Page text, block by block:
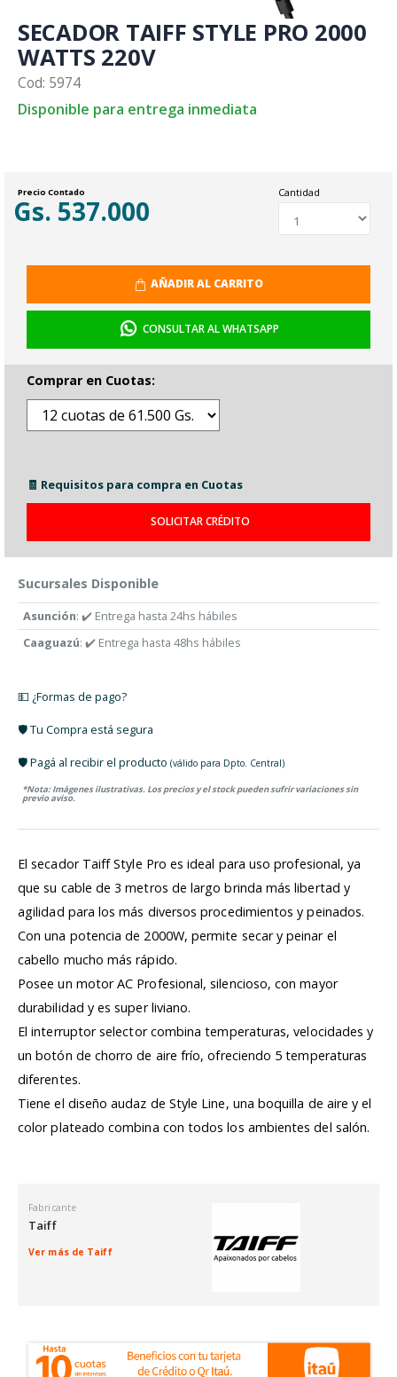
SECADOR TAIFF STYLE PRO 2000
WATTS 220V
Cod: 5974
Disponible para entrega inmediata
Precio Contado
Gs. 537.000
Cantidad
AÑADIR AL CARRITO
CONSULTAR AL WHATSAPP
Comprar en Cuotas:
🧾 Requisitos para compra en Cuotas
SOLICITAR CRÉDITO
Sucursales Disponible
Asunción: ✔️ Entrega hasta 24hs hábiles
Caaguazú: ✔️ Entrega hasta 48hs hábiles
💵 ¿Formas de pago?
🛡️ Tu Compra está segura
🛡️ Pagá al recibir el producto (válido para Dpto. Central)
*Nota: Imágenes ilustrativas. Los precios y el stock pueden sufrir variaciones sin
previo aviso.
El secador Taiff Style Pro es ideal para uso profesional, ya
que su cable de 3 metros de largo brinda más libertad y
agilidad para los más diversos procedimientos y peinados.
Con una potencia de 2000W, permite secar y peinar el
cabello mucho más rápido.
Posee un motor AC Profesional, silencioso, con mayor
durabilidad y es super liviano.
El interruptor selector combina temperaturas, velocidades y
un botón de chorro de aire frío, ofreciendo 5 temperaturas
diferentes.
Tiene el diseño audaz de Style Line, una boquilla de aire y el
color plateado combina con todos los ambientes del salón.
Fabricante
Taiff
Ver más de Taiff